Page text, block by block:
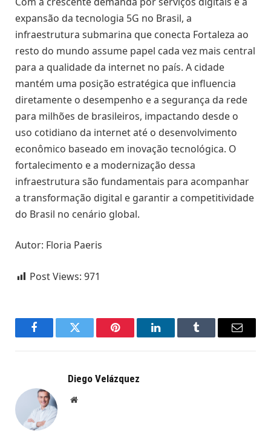
expansão da tecnologia 5G no Brasil, a
infraestrutura submarina que conecta Fortaleza ao
resto do mundo assume papel cada vez mais central
para a qualidade da internet no país. A cidade
mantém uma posição estratégica que influencia
diretamente o desempenho e a segurança da rede
para milhões de brasileiros, impactando desde o
uso cotidiano da internet até o desenvolvimento
econômico baseado em inovação tecnológica. O
fortalecimento e a modernização dessa
infraestrutura são fundamentais para acompanhar
a transformação digital e garantir a competitividade
do Brasil no cenário global.
Autor: Floria Paeris
Post Views: 971
FacebookTwitter Pinterest LinkedInTumblr Email
Diego Velázquez
Website